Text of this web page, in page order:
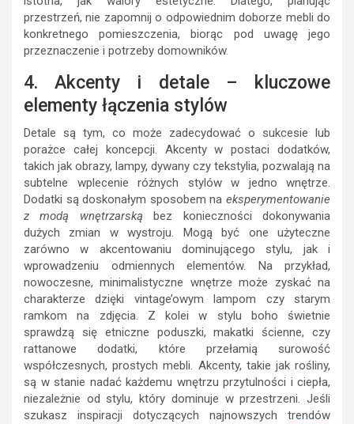
przestrzeń, nie zapomnij o odpowiednim doborze mebli do
konkretnego pomieszczenia, biorąc pod uwagę jego
przeznaczenie i potrzeby domowników.
4. Akcenty i detale – kluczowe
elementy łączenia stylów
Detale są tym, co może zadecydować o sukcesie lub
porażce całej koncepcji. Akcenty w postaci dodatków,
takich jak obrazy, lampy, dywany czy tekstylia, pozwalają na
subtelne wplecenie różnych stylów w jedno wnętrze.
Dodatki są doskonałym sposobem na eksperymentowanie
z modą wnętrzarską bez konieczności dokonywania
dużych zmian w wystroju. Mogą być one użyteczne
zarówno w akcentowaniu dominującego stylu, jak i
wprowadzeniu odmiennych elementów. Na przykład,
nowoczesne, minimalistyczne wnętrze może zyskać na
charakterze dzięki vintage’owym lampom czy starym
ramkom na zdjęcia. Z kolei w stylu boho świetnie
sprawdzą się etniczne poduszki, makatki ścienne, czy
rattanowe dodatki, które przełamią surowość
współczesnych, prostych mebli. Akcenty, takie jak rośliny,
są w stanie nadać każdemu wnętrzu przytulności i ciepła,
niezależnie od stylu, który dominuje w przestrzeni. Jeśli
szukasz inspiracji dotyczących najnowszych trendów